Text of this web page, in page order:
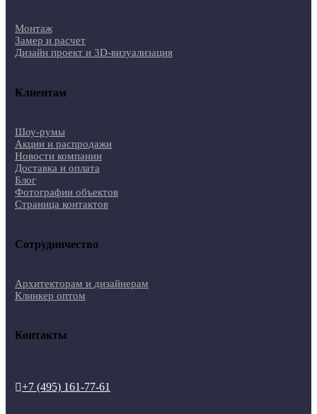
Монтаж
Замер и расчет
Дизайн проект и 3D-визуализация
Клиентам
Шоу-румы
Акции и распродажи
Новости компании
Доставка и оплата
Блог
Фотографии объектов
Страница контактов
Сотрудничество
Архитекторам и дизайнерам
Клинкер оптом
Контакты
+7 (495) 161-77-61